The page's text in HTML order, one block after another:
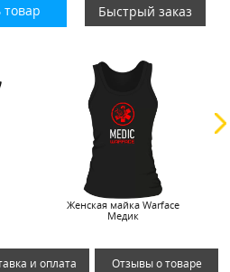
товар Быстрый заказ
Женская майка Warface
Медик
и оплата Отзывы о товаре